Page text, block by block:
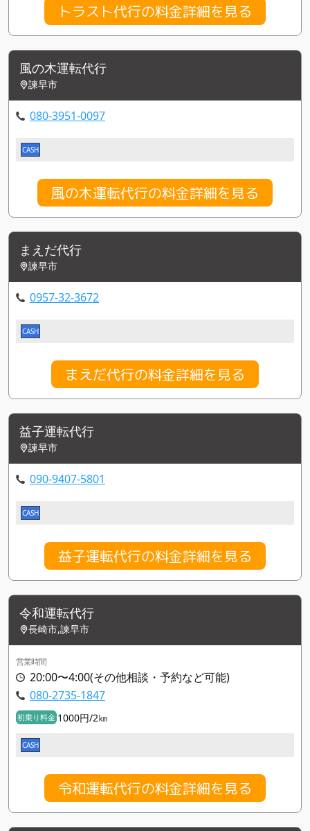
トラスト代行の料金詳細を見る
風の木運転代行
諫早市
080-3951-0097
CASH
風の木運転代行の料金詳細を見る
まえだ代行
諫早市
0957-32-3672
CASH
まえだ代行の料金詳細を見る
益子運転代行
諫早市
090-9407-5801
CASH
益子運転代行の料金詳細を見る
令和運転代行
長崎市,諫早市
営業時間
20:00〜4:00(その他相談・予約など可能)
080-2735-1847
初乗り料金 1000円/2㎞
CASH
令和運転代行の料金詳細を見る